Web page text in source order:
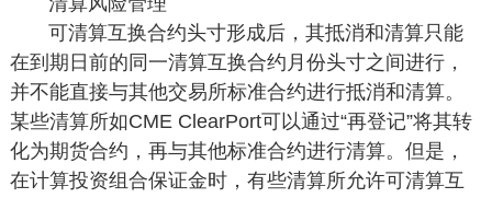
可清算互换合约头寸形成后，其抵消和清算只能
在到期日前的同一清算互换合约月份头寸之间进行，
并不能直接与其他交易所标准合约进行抵消和清算。
某些清算所如CME ClearPort可以通过“再登记”将其转
化为期货合约，再与其他标准合约进行清算。但是，
在计算投资组合保证金时，有些清算所允许可清算互